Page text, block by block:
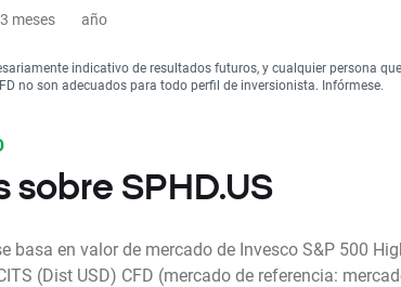
3 meses año
indicativo de resultados futuros, y cualquier persona
no son adecuados para todo perfil de inversionista. Infórmese.
sobre SPHD.US
basa en valor de mercado de Invesco S&P 500
(Dist USD) CFD (mercado de referencia: